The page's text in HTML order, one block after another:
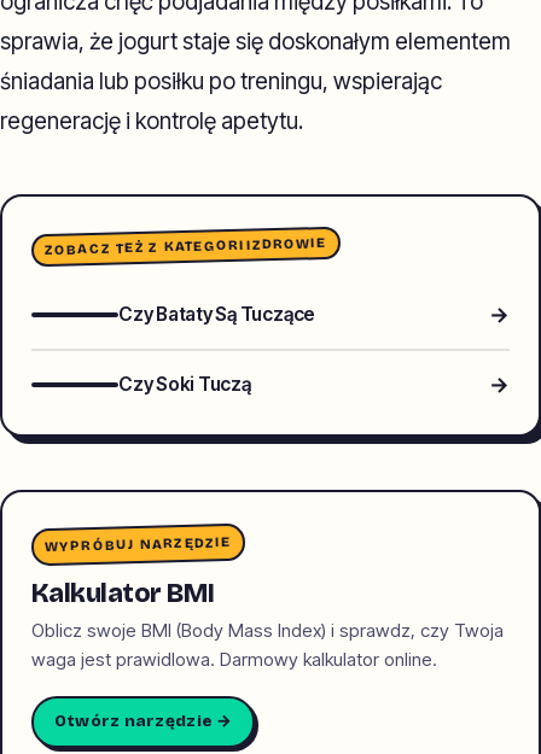
sprawia, że jogurt staje się doskonałym elementem
śniadania lub posiłku po treningu, wspierając
regenerację i kontrolę apetytu.
ZOBACZ TEŻ Z KATEGORIIZDROWIE
Czy Bataty Są Tuczące →
Czy Soki Tuczą →
WYPRÓBUJ NARZĘDZIE
Kalkulator BMI
Oblicz swoje BMI (Body Mass Index) i sprawdz, czy Twoja
waga jest prawidlowa. Darmowy kalkulator online.
Otwórz narzędzie →